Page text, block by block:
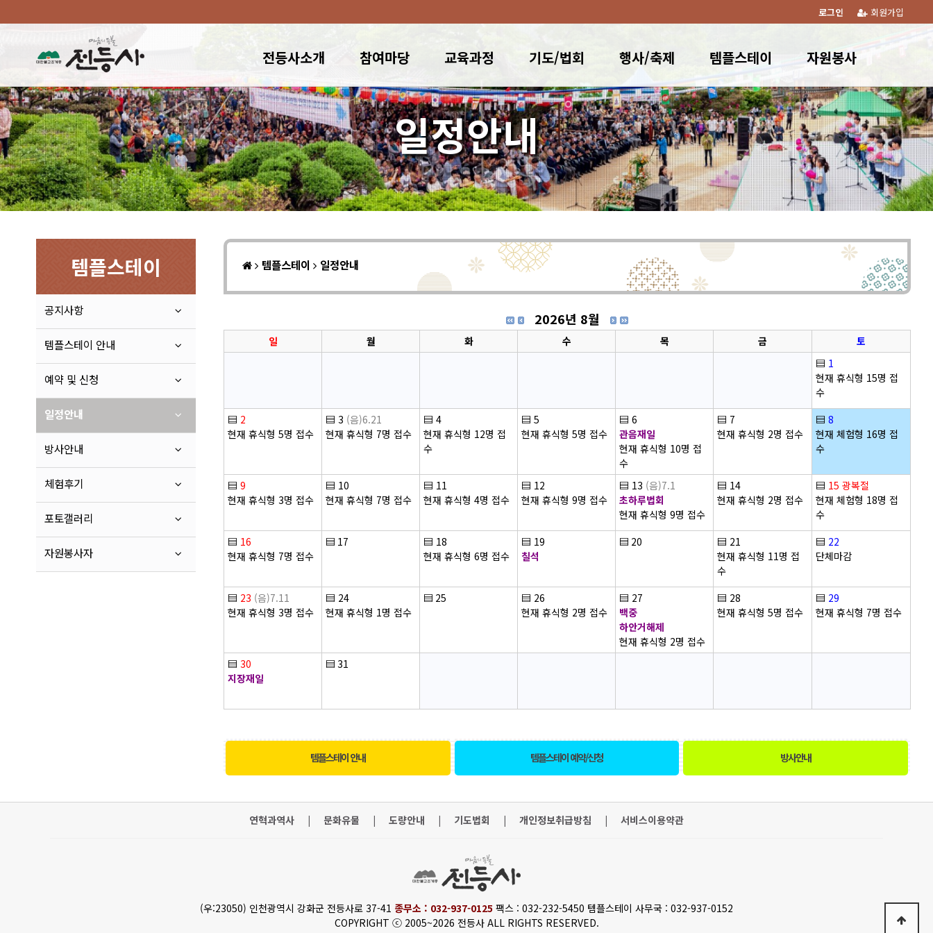
회원가입
로그인
전등사소개 참여마당 교육과정 기도/법회 행사/축제 템플스테이 자원봉사
일정안내
템플스테이
공지사항
템플스테이 안내
예약 및 신청
일정안내
방사안내
체험후기
포토갤러리
자원봉사자
템플스테이 일정안내
2026년 8월
일 월 화 수 목 금
토
▤ 1
현재 휴식형 15명 접
수
▤ 2
현재 휴식형 5명 접수
▤ 3 (음)6.21
현재 휴식형 7명 접수
▤ 4
현재 휴식형 12명 접
수
▤ 5
현재 휴식형 5명 접수
▤ 6
관음재일
현재 휴식형 10명 접
수
▤ 7
현재 휴식형 2명 접수
▤ 8
현재 체험형 16명 접
수
▤ 9
현재 휴식형 3명 접수
▤ 10
현재 휴식형 7명 접수
▤ 11
현재 휴식형 4명 접수
▤ 12
현재 휴식형 9명 접수
▤ 13 (음)7.1
초하루법회
현재 휴식형 9명 접수
▤ 14
현재 휴식형 2명 접수
▤ 15 광복절
현재 체험형 18명 접
수
▤ 16
현재 휴식형 7명 접수
▤ 17 ▤ 18
현재 휴식형 6명 접수
▤ 19
칠석
▤ 20 ▤ 21
현재 휴식형 11명 접
수
▤ 22
단체마감
▤ 23 (음)7.11
현재 휴식형 3명 접수
▤ 24
현재 휴식형 1명 접수
▤ 25 ▤ 26
현재 휴식형 2명 접수
▤ 27
백중
하안거해제
현재 휴식형 2명 접수
▤ 28
현재 휴식형 5명 접수
▤ 29
현재 휴식형 7명 접수
▤ 30
지장재일
▤ 31
템플스테이 안내 템플스테이 예약/신청 방사안내
연혁과역사 | 문화유물 | 도량안내 | 기도법회 | 개인정보취급방침 | 서비스이용약관
(우:23050) 인천광역시 강화군 전등사로 37-41 종무소 : 032-937-0125 팩스 : 032-232-5450 템플스테이 사무국 : 032-937-0152
COPYRIGHT ⓒ 2005~2026 전등사 ALL RIGHTS RESERVED.